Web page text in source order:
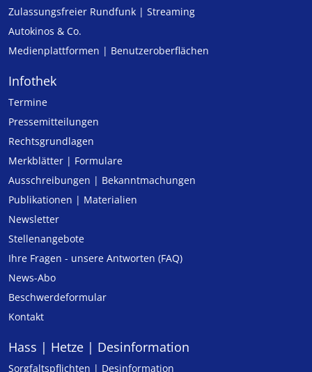
Zulassungs­freier Rund­funk | Streaming
Autokinos & Co.
Medienplattformen | Benutzeroberflächen
Infothek
Termine
Pressemitteilungen
Rechtsgrundlagen
Merkblätter | Formulare
Ausschreibungen | Bekanntmachungen
Publikationen | Materialien
Newsletter
Stellenangebote
Ihre Fragen - unsere Antworten (FAQ)
News-Abo
Beschwerdeformular
Kontakt
Hass | Hetze | Desinformation
Sorgfaltspflichten | Desinformation